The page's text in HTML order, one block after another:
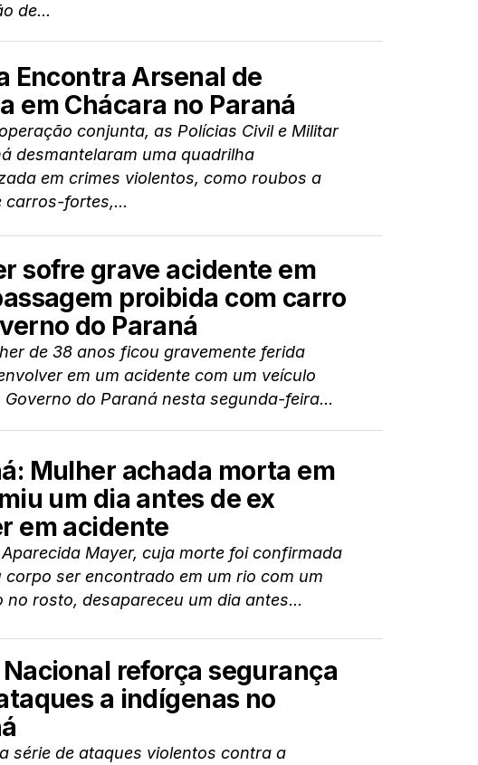
de...
Encontra Arsenal de
em Chácara no Paraná
conjunta, as Polícias Civil e Militar
desmantelaram uma quadrilha
em crimes violentos, como roubos a
carros-fortes,...
sofre grave acidente em
proibida com carro
do Paraná
de 38 anos ficou gravemente ferida
em um acidente com um veículo
do Paraná nesta segunda-feira...
Mulher achada morta em
um dia antes de ex
em acidente
Aparecida Mayer, cuja morte foi confirmada
corpo ser encontrado em um rio com um
no rosto, desapareceu um dia antes...
Nacional reforça segurança
a indígenas no
série de ataques violentos contra a